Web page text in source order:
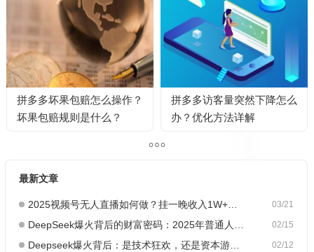
拼多多坏果包赔怎么操作？
坏果包赔规则是什么？
拼多多访客量突然下降怎么
办？优化方法详解
最新文章
03/21
2025视频号无人直播如何做？挂一晚收入1W+，这份教程，小白可做~
02/15
DeepSeek爆火背后的财富密码：2025年普通人如何抓住AI创业风口？
02/12
Deepseek爆火背后：是技术狂欢，还是资本游戏？